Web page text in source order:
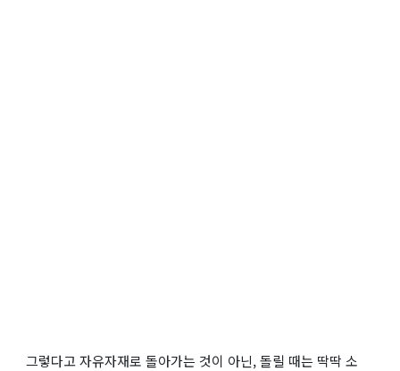
그렇다고 자유자재로 돌아가는 것이 아닌, 돌릴 때는 딱딱 소